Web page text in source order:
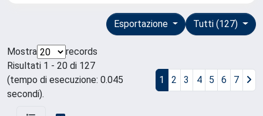
Tutti (127)
Esportazione
Mostra
records
Risultati 1 - 20 di 127
(tempo di esecuzione: 0.045
secondi).
1 2 3 4 5 6 7